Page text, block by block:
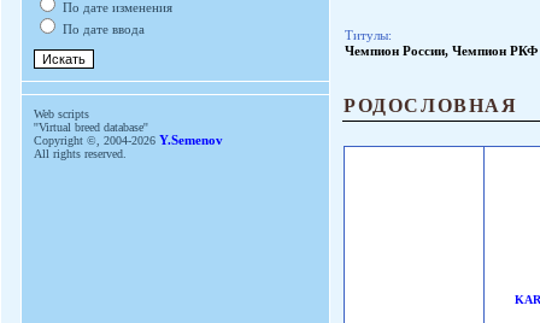
По дате изменения
По дате ввода
Web scripts
''Virtual breed database''
Copyright ©, 2004-2026 Y.Semenov
All rights reserved.
Титулы:
Чемпион России, Чемпион РКФ
РОДОСЛОВНАЯ